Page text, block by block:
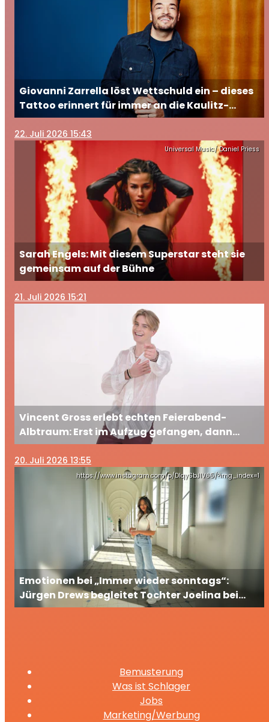
Giovanni Zarrella löst Wettschuld ein – dieses
Tattoo erinnert für immer an die Kaulitz-
Brüder
22. Juli 2026 15:43
Universal Music/ Daniel Priess
Sarah Engels: Mit diesem Superstar steht sie
gemeinsam auf der Bühne
21. Juli 2026 15:21
Vincent Gross erlebt echten Feierabend-
Albtraum: Erst im Aufzug gefangen, dann
ausgesperrt
20. Juli 2026 13:55
https://www.instagram.com/p/DIqySbJIV65/?img_index=1
Emotionen bei „Immer wieder sonntags“:
Jürgen Drews begleitet Tochter Joelina bei
ihrem großen TV-Auftritt
Bemusterung
Was ist Schlager
Jobs
Marketing/Werbung